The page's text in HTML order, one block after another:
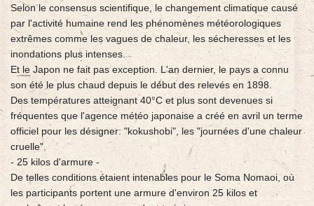
Selon le consensus scientifique, le changement climatique causé
par l'activité humaine rend les phénomènes météorologiques
extrêmes comme les vagues de chaleur, les sécheresses et les
inondations plus intenses.
Et le Japon ne fait pas exception. L'an dernier, le pays a connu
son été le plus chaud depuis le début des relevés en 1898.
Des températures atteignant 40°C et plus sont devenues si
fréquentes que l'agence météo japonaise a créé en avril un terme
officiel pour les désigner: "kokushobi", les "journées d'une chaleur
cruelle".
- 25 kilos d'armure -
De telles conditions étaient intenables pour le Soma Nomaoi, où
les participants portent une armure d'environ 25 kilos et